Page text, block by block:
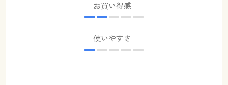
お買い得感
使いやすさ